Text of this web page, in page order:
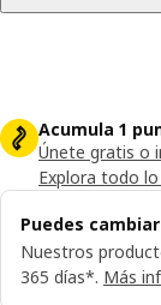
Acumula 1
Únete gratis o
Explora todo
Puedes
Nuestros
365 días*. Más